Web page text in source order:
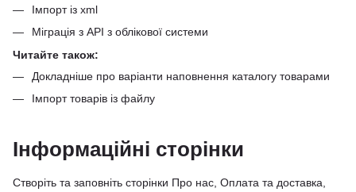
Імпорт із xml
Міграція з API з облікової системи
Читайте також:
Докладніше про варіанти наповнення каталогу товарами
Імпорт товарів із файлу
Інформаційні сторінки
Створіть та заповніть сторінки Про нас, Оплата та доставка,